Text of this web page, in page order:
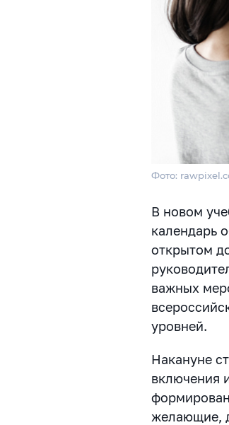
Фото:
В новом
календарь
открытом
важных
уровней.
Накануне
включения
желающие,